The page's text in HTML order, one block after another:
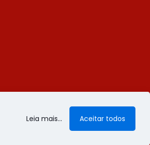
Leia mais... Aceitar todos